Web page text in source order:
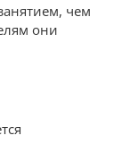
чем
они